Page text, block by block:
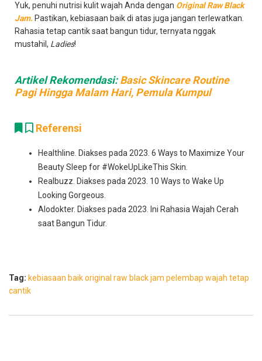
Yuk, penuhi nutrisi kulit wajah Anda dengan Original Raw Black
Jam. Pastikan, kebiasaan baik di atas juga jangan terlewatkan.
Rahasia tetap cantik saat bangun tidur, ternyata nggak
mustahil, Ladies!
Artikel Rekomendasi:Basic Skincare Routine
Pagi Hingga Malam Hari, Pemula Kumpul
Referensi
Healthline. Diakses pada 2023. 6 Ways to Maximize Your
Beauty Sleep for #WokeUpLikeThis Skin.
Realbuzz. Diakses pada 2023. 10 Ways to Wake Up
Looking Gorgeous.
Alodokter. Diakses pada 2023. Ini Rahasia Wajah Cerah
saat Bangun Tidur.
Tag: kebiasaan baikoriginal raw black jam pelembap wajah tetap
cantik